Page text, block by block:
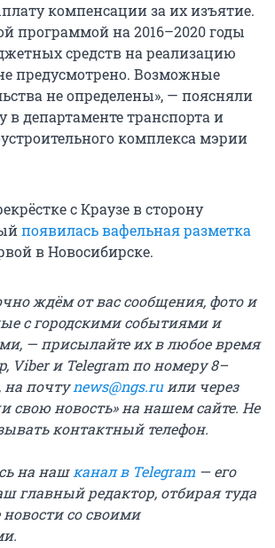
компенсации за их изъятие.
программой на 2016–2020 годы
средств на реализацию
предусмотрено. Возможные
не определены», — поясняли
в департаменте транспорта и
комплекса мэрии
с Краузе в сторону
появилась вафельная разметка
в Новосибирске.
ждём от вас сообщения, фото и
с городскими событиями и
— присылайте их в любое время
Viber и Telegram по номеру 8–
на почтуnews@ngs.ruили через
свою новость» на нашем сайте. Не
контактный телефон.
на наш канал в Telegram — его
главный редактор, отбирая туда
со своими